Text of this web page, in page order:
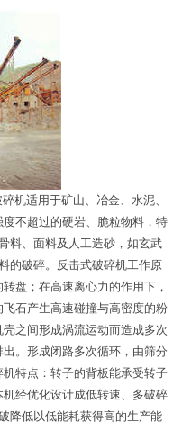
机适用于矿山、冶金、水泥、
不超过的硬岩、脆粒物料，特
料、面料及人工造砂，如玄武
的破碎。反击式破碎机工作原
盘；在高速离心力的作用下，
石产生高速碰撞与高密度的粉
之间形成涡流运动而造成多次
。形成闭路多次循环，由筛分
特点：转子的背板能承受转子
经优化设计成低转速、多破碎
降低以低能耗获得高的生产能